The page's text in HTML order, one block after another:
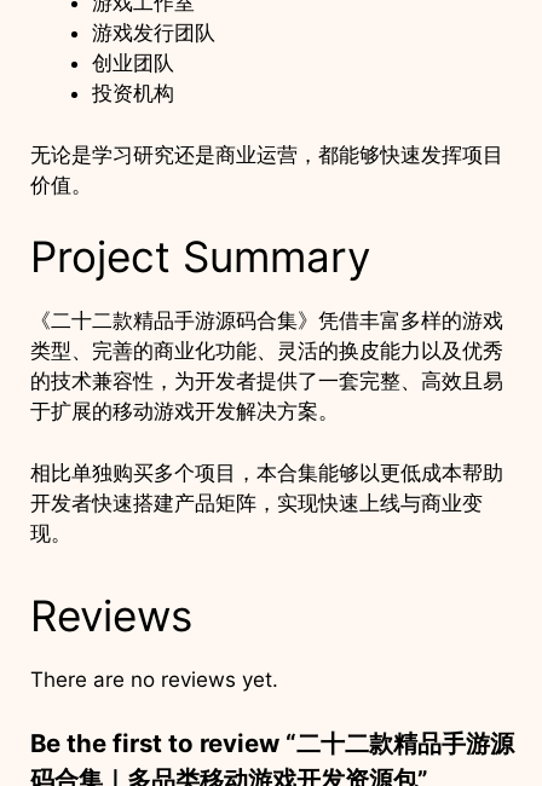
游戏发行团队
创业团队
投资机构
无论是学习研究还是商业运营，都能够快速发挥项目
价值。
Project Summary
《二十二款精品手游源码合集》凭借丰富多样的游戏
类型、完善的商业化功能、灵活的换皮能力以及优秀
的技术兼容性，为开发者提供了一套完整、高效且易
于扩展的移动游戏开发解决方案。
相比单独购买多个项目，本合集能够以更低成本帮助
开发者快速搭建产品矩阵，实现快速上线与商业变
现。
Reviews
There are no reviews yet.
Be the first to review “二十二款精品手游源
码合集｜多品类移动游戏开发资源包”